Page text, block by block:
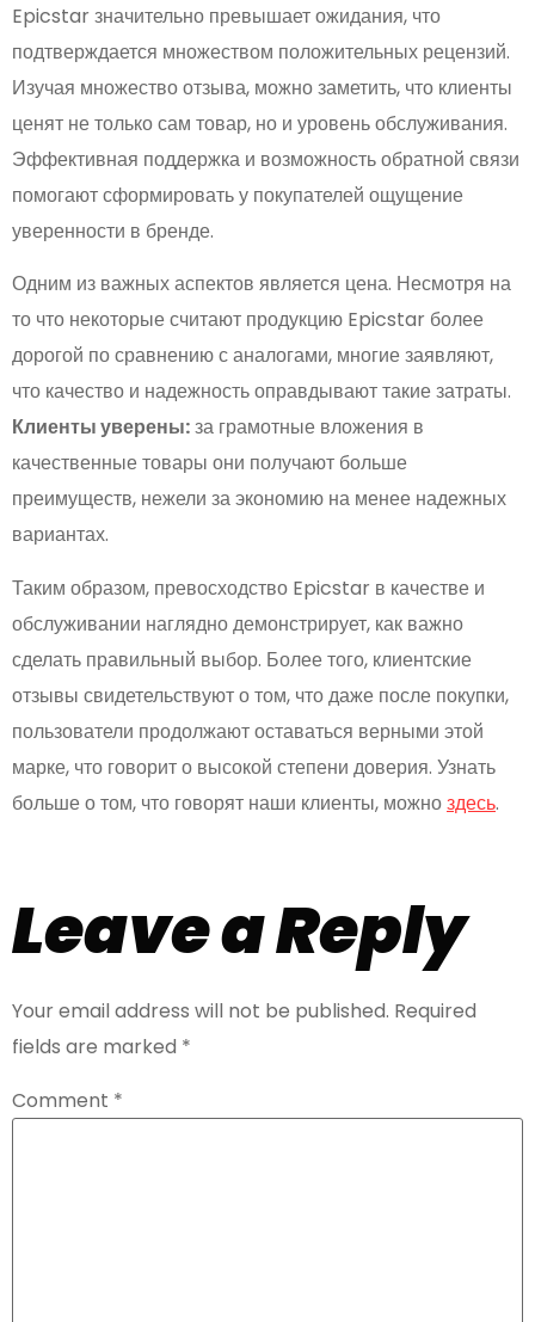
Epicstar значительно превышает ожидания, что
подтверждается множеством положительных рецензий.
Изучая множество отзыва, можно заметить, что клиенты
ценят не только сам товар, но и уровень обслуживания.
Эффективная поддержка и возможность обратной связи
помогают сформировать у покупателей ощущение
уверенности в бренде.
Одним из важных аспектов является цена. Несмотря на
то что некоторые считают продукцию Epicstar более
дорогой по сравнению с аналогами, многие заявляют,
что качество и надежность оправдывают такие затраты.
Клиенты уверены:за грамотные вложения в
качественные товары они получают больше
преимуществ, нежели за экономию на менее надежных
вариантах.
Таким образом, превосходство Epicstar в качестве и
обслуживании наглядно демонстрирует, как важно
сделать правильный выбор. Более того, клиентские
отзывы свидетельствуют о том, что даже после покупки,
пользователи продолжают оставаться верными этой
марке, что говорит о высокой степени доверия. Узнать
больше о том, что говорят наши клиенты, можноздесь.
Leave a Reply
Your email address will not be published. Required
fields are marked *
Comment *